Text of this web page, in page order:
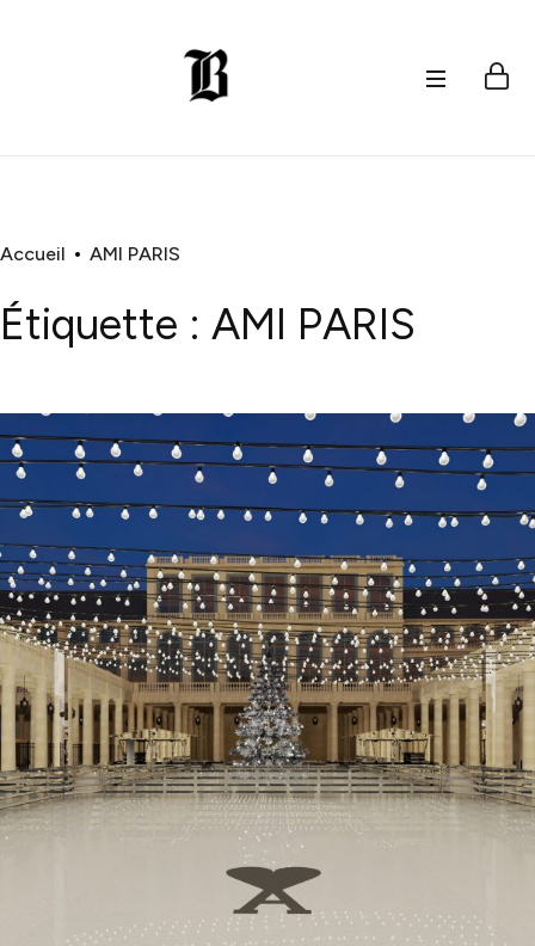
Accueil AMI PARIS
Étiquette : AMI PARIS